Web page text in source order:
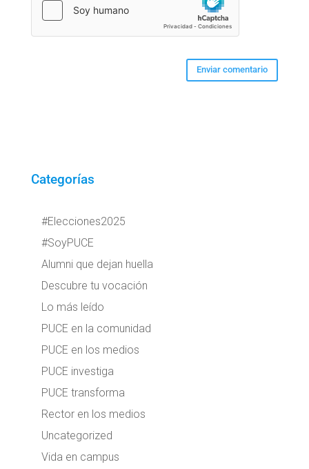
Categorías
#Elecciones2025
#SoyPUCE
Alumni que dejan huella
Descubre tu vocación
Lo más leído
PUCE en la comunidad
PUCE en los medios
PUCE investiga
PUCE transforma
Rector en los medios
Uncategorized
Vida en campus